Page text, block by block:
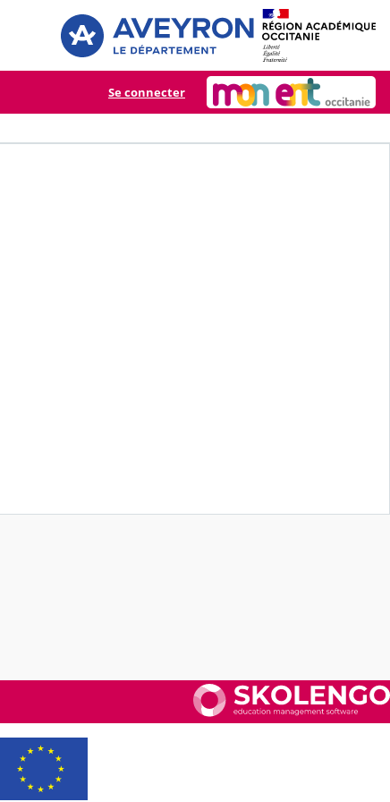
Se connecter